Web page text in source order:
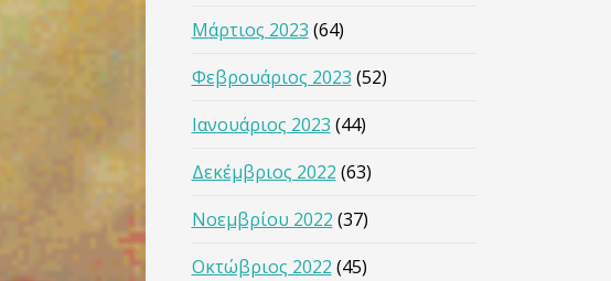
Μάρτιος 2023 (64)
Φεβρουάριος 2023 (52)
Ιανουάριος 2023 (44)
Δεκέμβριος 2022 (63)
Νοεμβρίου 2022 (37)
Οκτώβριος 2022 (45)